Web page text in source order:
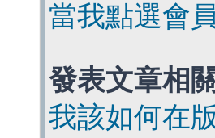
當我點選會
發表文章相
我該如何在